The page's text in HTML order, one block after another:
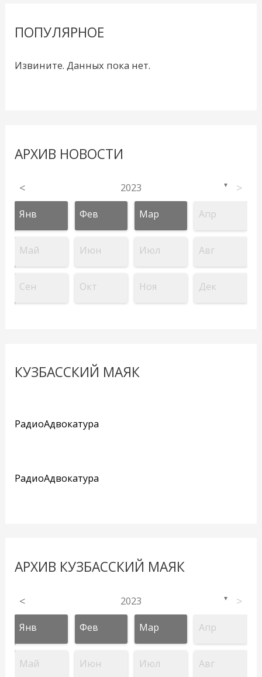
ПОПУЛЯРНОЕ
Извините. Данных пока нет.
АРХИВ НОВОСТИ
< 2023 ▼ >
Янв Фев Мар Апр
Май Июн Июл Авг
Сен Окт Ноя Дек
КУЗБАССКИЙ МАЯК
РадиоАдвокатура
РадиоАдвокатура
АРХИВ КУЗБАССКИЙ МАЯК
< 2023 ▼ >
Янв Фев Мар Апр
Май Июн Июл Авг